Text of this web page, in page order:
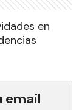
en
email